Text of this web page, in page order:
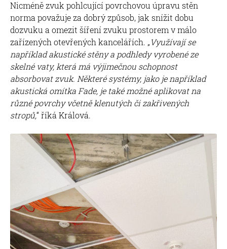
Nicméně zvuk pohlcující povrchovou úpravu stěn
norma považuje za dobrý způsob, jak snížit dobu
dozvuku a omezit šíření zvuku prostorem v málo
zařízených otevřených kancelářích. „Využívají se
například akustické stěny a podhledy vyrobené ze
skelné vaty, která má výjimečnou schopnost
absorbovat zvuk. Některé systémy, jako je například
akustická omítka Fade, je také možné aplikovat na
různé povrchy včetně klenutých či zakřivených
stropů,“ říká Králová.